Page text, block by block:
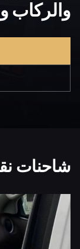
والركاب
شاحنات